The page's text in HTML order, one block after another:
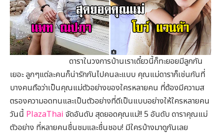
ดาราในวงการบ้านเราเดี๋ยวนี้ก็ทะยอยมีลูกกัน
เยอะ ลูกๆแต่ละคนก็น่ารักกันไปคนละแบบ คุณแม่ดาราก็เช่นกันที่
บางคนถือว่าเป็นคุณแม่ตัวอย่างของใครหลายคน ที่ต้องมีความส
ตรองความอดทนและเป็นตัวอย่างที่ดีเป็นแบบอย่างให้ใครหลายคน
วันนี้ PlazaThai จัดอันดับ สุดยอดคุณแม่!! 5 อันดับ ดาราคุณแม่
ตัวอย่าง ที่หลายคนชื่นชมและชื่นชอบ! มีใครบ้างมาดูกันเลย